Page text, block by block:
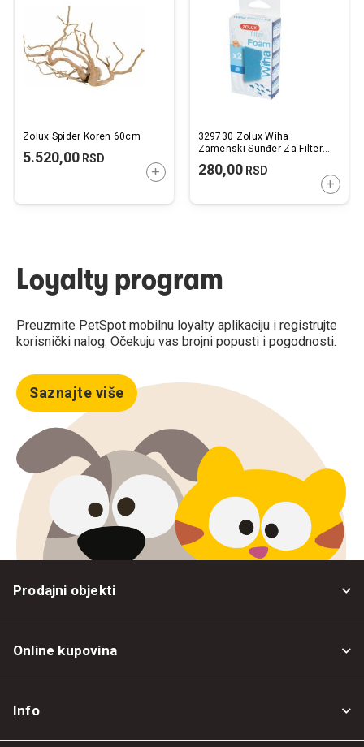
Zolux Spider Koren 60cm
5.520,00 RSD
DODAJTE U KORPU
329730 Zolux Wiha
Zamenski Sunđer Za Filtere
280,00RSD
Loyalty program
Preuzmite PetSpot mobilnu loyalty aplikaciju i registrujte
korisnički nalog. Očekuju vas brojni popusti i pogodnosti.
Saznajte više
Prodajni objekti
Online kupovina
Info